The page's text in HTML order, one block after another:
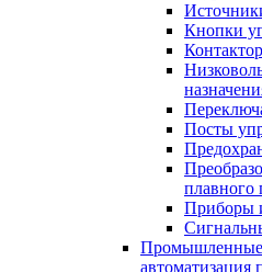
Кнопки
Посты
плавного
Приборы
Промышленные
автоматизация